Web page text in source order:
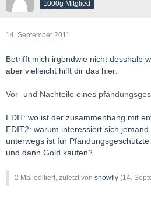
1000g Mitglied
14. September 2011
Betrifft mich irgendwie nicht desshalb
aber vielleicht hilft dir das hier:
Vor- und Nachteile eines
EDIT: wo ist der zusammenhang mit
EDIT2: warum interessiert sich
unterwegs ist für
und dann Gold kaufen?
2 Mal editiert, zuletzt von snowfly (14.